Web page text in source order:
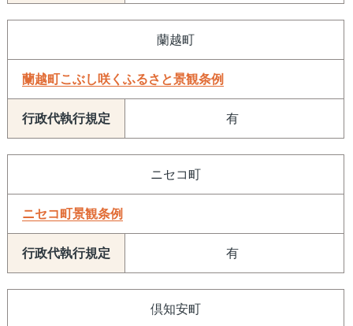
蘭越町
蘭越町こぶし咲くふるさと景観条例
有
ニセコ町
ニセコ町景観条例
有
倶知安町